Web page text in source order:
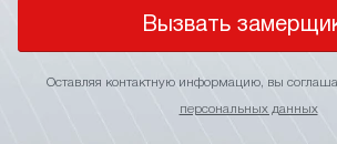
Вызвать
Оставляя контактную информацию, вы
персональных данных